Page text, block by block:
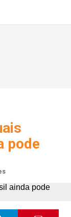
pode